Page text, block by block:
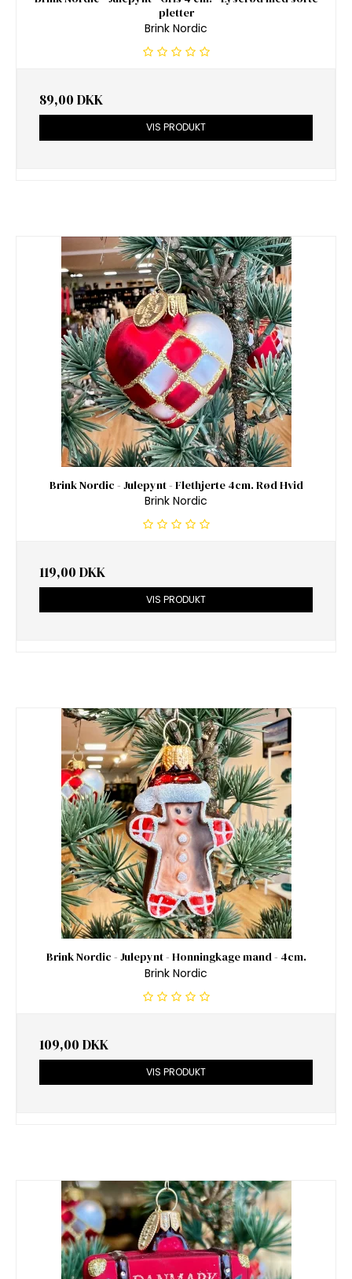
pletter
Brink Nordic
89,00 DKK
VIS PRODUKT
Brink Nordic - Julepynt - Flethjerte 4cm. Rød Hvid
Brink Nordic
119,00 DKK
VIS PRODUKT
Brink Nordic - Julepynt - Honningkage mand - 4cm.
Brink Nordic
109,00 DKK
VIS PRODUKT